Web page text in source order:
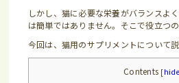
しかし、猫に必要な栄養がバランスよ
は簡単ではありません。そこで役立つの
今回は、猫用のサプリメントについて説
Contents [hide